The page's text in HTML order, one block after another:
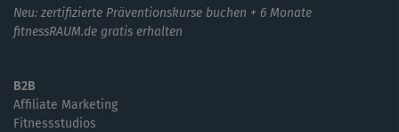
Neu: zertifizierte Präventionskurse buchen + 6 Monate
fitnessRAUM.de gratis erhalten
B2B
Affiliate Marketing
Fitnessstudios